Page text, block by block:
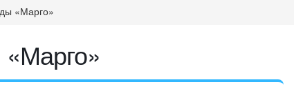
«Марго»